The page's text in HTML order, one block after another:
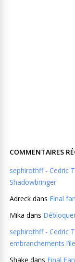
COMMENTAIRES
sephirothff - Cedric T
Shadowbringer
Adreck dans Final
Mika dans
sephirothff - Cedric T
embranchements
Shake dans Final